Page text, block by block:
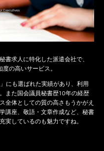
書求人に特化した派遣会社で、
の高いサービス。
にも選ばれた実績があり、利用
また国会議員秘書歴10年の経歴
全体としての質の高さもうかがえ
講座、敬語・文章作成など、秘書
実しているのも魅力ですね。